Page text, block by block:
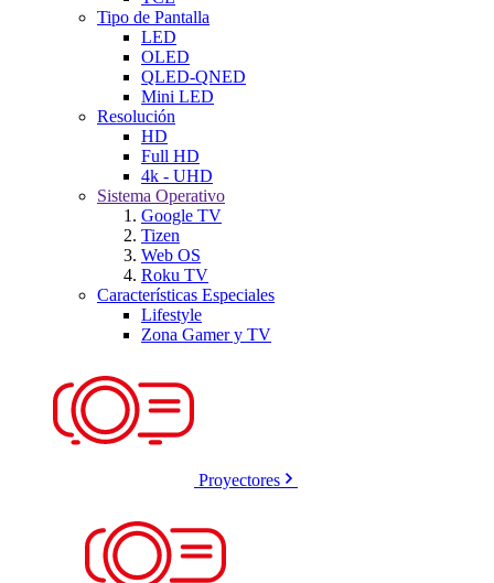
Tipo de Pantalla
LED
OLED
QLED-QNED
Mini LED
Resolución
HD
Full HD
4k - UHD
Sistema Operativo
Google TV
Tizen
Web OS
Roku TV
Características Especiales
Lifestyle
Zona Gamer y TV
Proyectores